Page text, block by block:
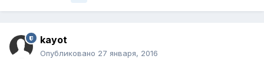
kayot
Опубликовано 27 января, 2016